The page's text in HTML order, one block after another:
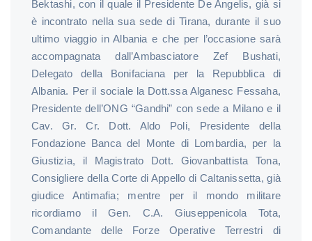
Bektashi, con il quale il Presidente De Angelis, già si
è incontrato nella sua sede di Tirana, durante il suo
ultimo viaggio in Albania e che per l’occasione sarà
accompagnata dall’Ambasciatore Zef Bushati,
Delegato della Bonifaciana per la Repubblica di
Albania. Per il sociale la Dott.ssa Alganesc Fessaha,
Presidente dell’ONG “Gandhi” con sede a Milano e il
Cav. Gr. Cr. Dott. Aldo Poli, Presidente della
Fondazione Banca del Monte di Lombardia, per la
Giustizia, il Magistrato Dott. Giovanbattista Tona,
Consigliere della Corte di Appello di Caltanissetta, già
giudice Antimafia; mentre per il mondo militare
ricordiamo il Gen. C.A. Giuseppenicola Tota,
Comandante delle Forze Operative Terrestri di